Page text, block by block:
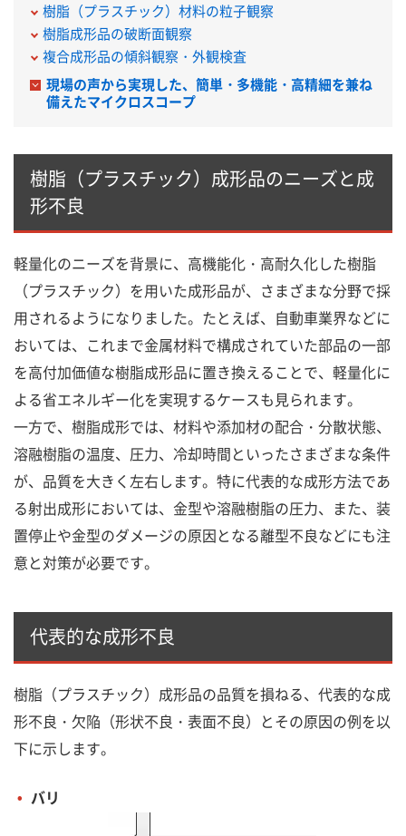
樹脂（プラスチック）材料の粒子観察
樹脂成形品の破断面観察
複合成形品の傾斜観察・外観検査
現場の声から実現した、簡単・多機能・高精細を兼ね
備えたマイクロスコープ
樹脂（プラスチック）成形品のニーズと成
形不良
軽量化のニーズを背景に、高機能化・高耐久化した樹脂
（プラスチック）を用いた成形品が、さまざまな分野で採
用されるようになりました。たとえば、自動車業界などに
おいては、これまで金属材料で構成されていた部品の一部
を高付加価値な樹脂成形品に置き換えることで、軽量化に
よる省エネルギー化を実現するケースも見られます。
一方で、樹脂成形では、材料や添加材の配合・分散状態、
溶融樹脂の温度、圧力、冷却時間といったさまざまな条件
が、品質を大きく左右します。特に代表的な成形方法であ
る射出成形においては、金型や溶融樹脂の圧力、また、装
置停止や金型のダメージの原因となる離型不良などにも注
意と対策が必要です。
代表的な成形不良
樹脂（プラスチック）成形品の品質を損ねる、代表的な成
形不良・欠陥（形状不良・表面不良）とその原因の例を以
下に示します。
バリ